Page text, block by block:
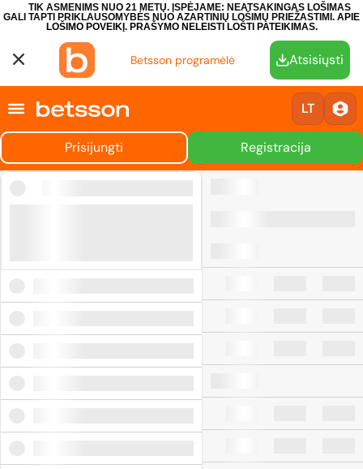
TIK ASMENIMS NUO 21 METŲ. ĮSPĖJAME: NEATSAKINGAS LOŠIMAS
GALI TAPTI PRIKLAUSOMYBĖS NUO AZARTINIŲ LOŠIMŲ PRIEŽASTIMI. APIE
LOŠIMO POVEIKĮ. PRAŠYMO NELEISTI LOŠTI PATEIKIMAS.
Betsson programėlė Atsisiųsti
LT
Prisijungti Registracija